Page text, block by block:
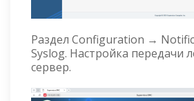
Раздел Configuration →
Syslog. Настройка передачи
сервер.